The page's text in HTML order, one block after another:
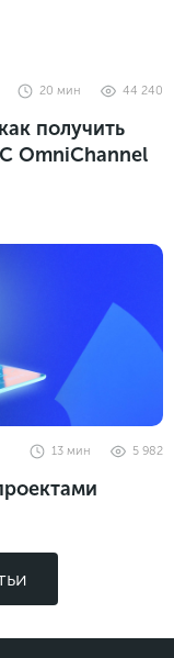
44 240
20 мин
получить
OmniChannel
5 982
13 мин